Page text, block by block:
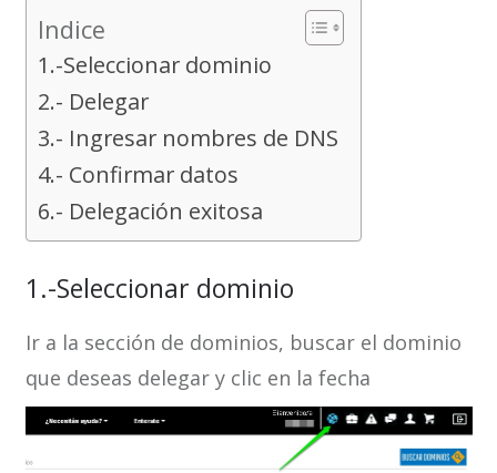
Indice
1.-Seleccionar dominio
2.- Delegar
3.- Ingresar nombres de DNS
4.- Confirmar datos
6.- Delegación exitosa
1.-Seleccionar dominio
Ir a la sección de dominios, buscar el dominio
que deseas delegar y clic en la fecha